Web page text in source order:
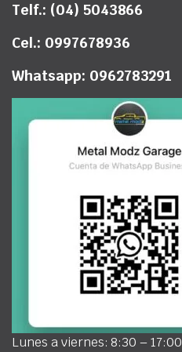
Telf.: (04) 5043866
Cel.: 0997678936
Whatsapp: 0962783291
Lunes a viernes: 8:30 – 17:00